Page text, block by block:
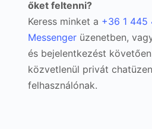
őket feltenni?
Keress minket a +36 1 445
Messenger üzenetben,
és bejelentkezést
közvetlenül privát
felhasználónak.